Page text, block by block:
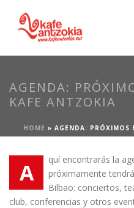
AGENDA:
KAFE ANTZOKIA
HOME » AGENDA: PRÓXIMOS
A
quí encontrarás la
próximamente
Bilbao: conciertos,
club, conferencias y otros